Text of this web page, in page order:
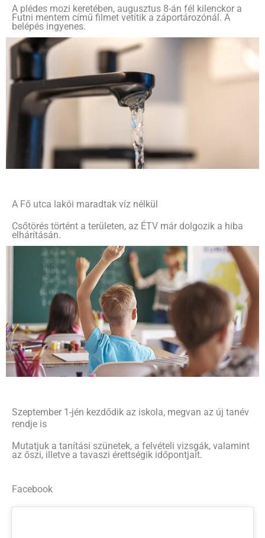
A plédes mozi keretében, augusztus 8-án fél kilenckor a
Futni mentem című filmet vetítik a záportározónál. A
belépés ingyenes.
A Fő utca lakói maradtak víz nélkül
Csőtörés történt a területen, az ÉTV már dolgozik a hiba
elhárításán.
Szeptember 1-jén kezdődik az iskola, megvan az új tanév
rendje is
Mutatjuk a tanítási szünetek, a felvételi vizsgák, valamint
az őszi, illetve a tavaszi érettségik időpontjait.
Facebook